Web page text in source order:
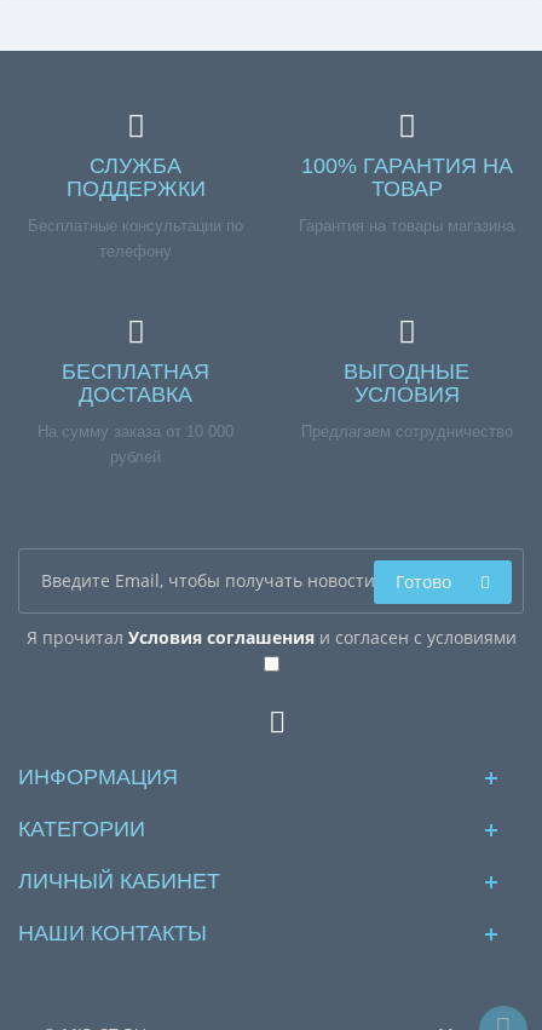
СЛУЖБА
ПОДДЕРЖКИ
Бесплатные консультации по
телефону
100% ГАРАНТИЯ НА
ТОВАР
Гарантия на товары магазина
БЕСПЛАТНАЯ
ДОСТАВКА
На сумму заказа от 10 000
рублей
ВЫГОДНЫЕ
УСЛОВИЯ
Предлагаем сотрудничество
Я прочитал Условия соглашенияи согласен с условиями
Готово
ИНФОРМАЦИЯ
КАТЕГОРИИ
ЛИЧНЫЙ КАБИНЕТ
НАШИ КОНТАКТЫ